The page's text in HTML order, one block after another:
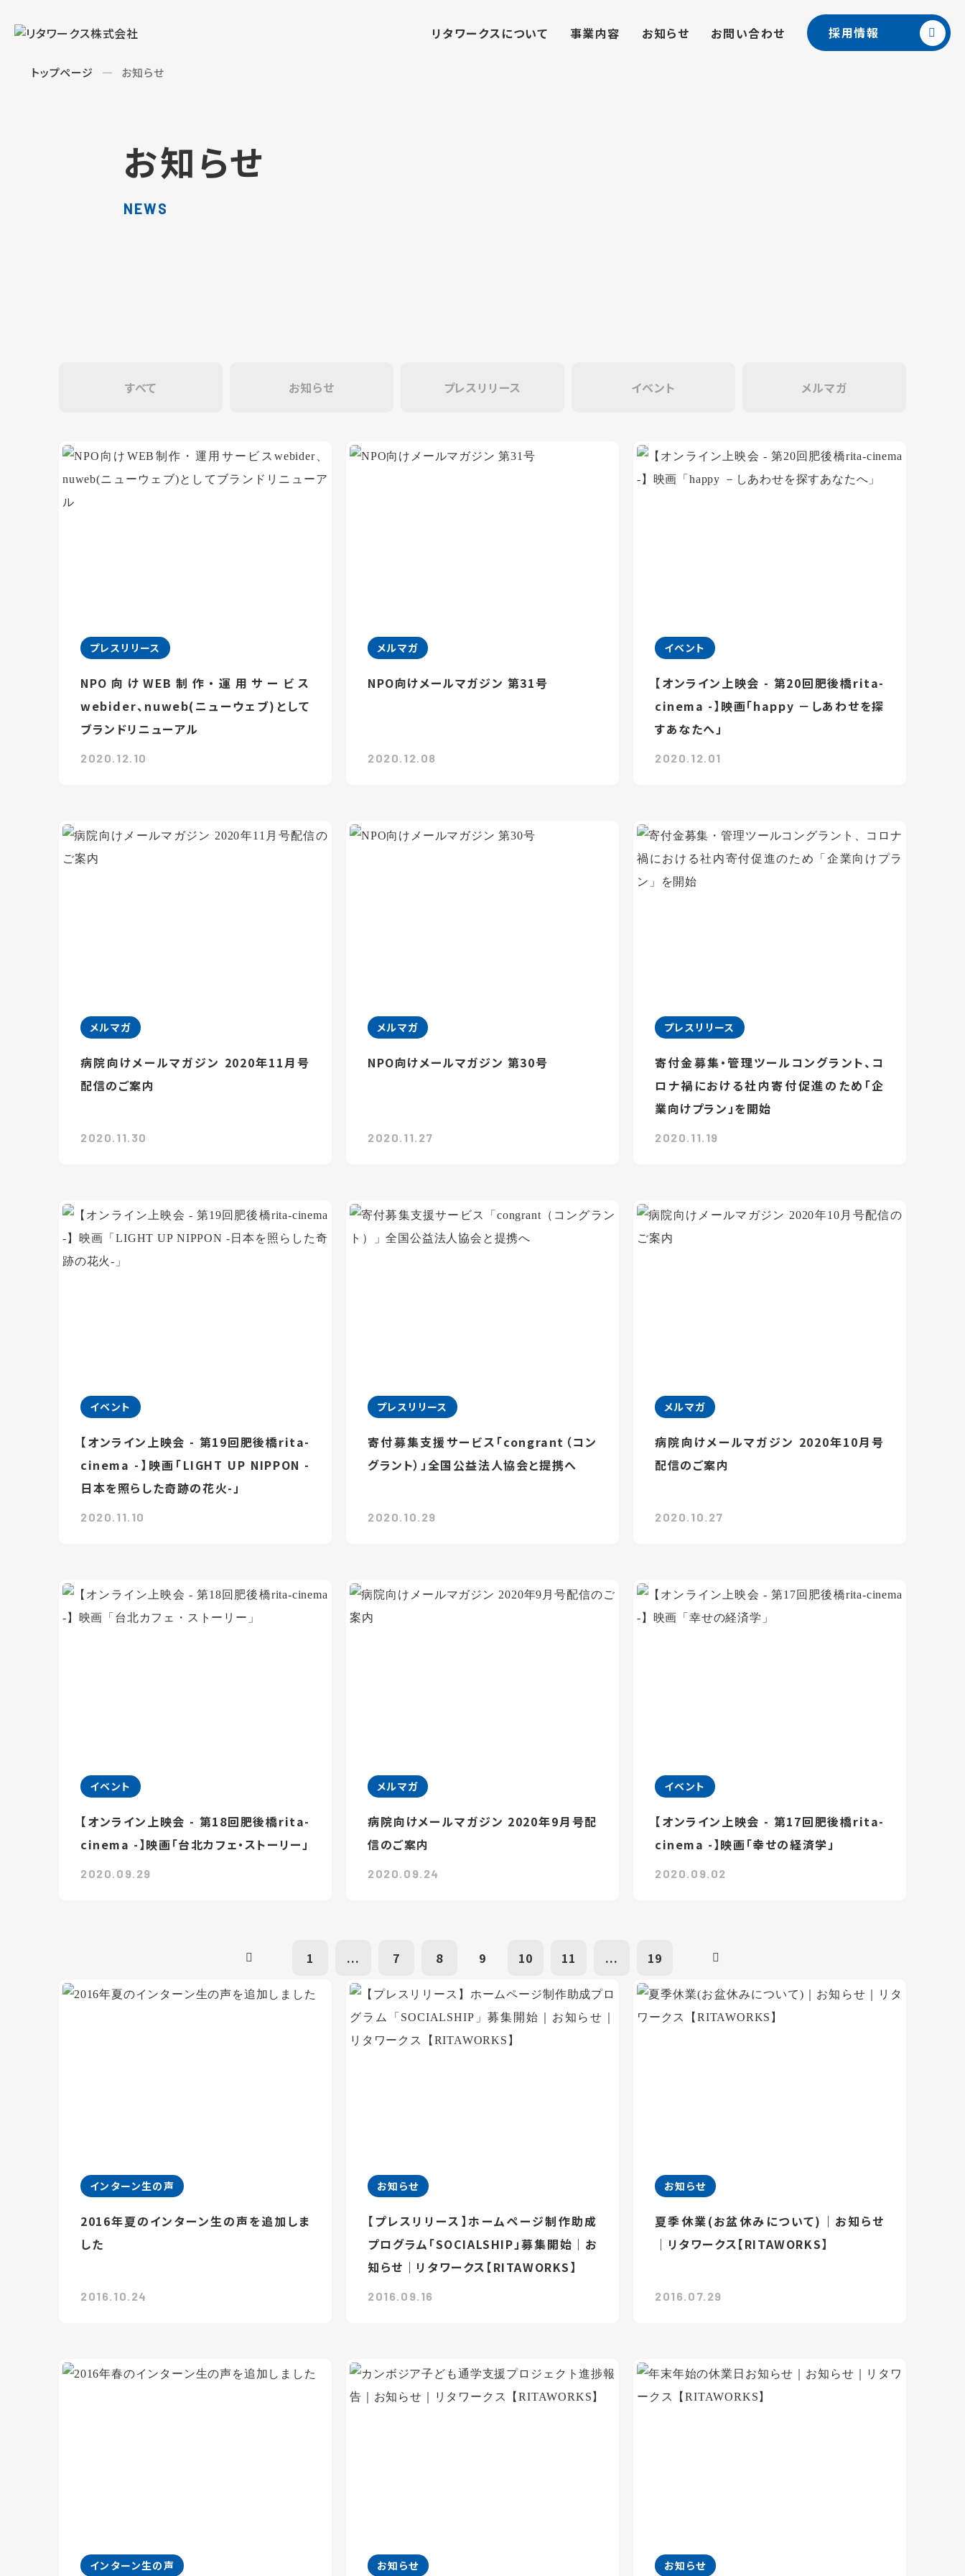
リタワークスについて 事業内容 お知らせ お問い合わせ 採用情報
トップページ お知らせ
お知らせ
NEWS
すべて お知らせ プレスリリース イベント メルマガ
プレスリリース
NPO向けWEB制作・運用サービス
webider、nuweb(ニューウェブ)として
ブランドリニューアル
2020.12.10
メルマガ
NPO向けメールマガジン 第31号
2020.12.08
イベント
【オンライン上映会 - 第20回肥後橋rita-
cinema -】映画「happy －しあわせを探
すあなたへ」
2020.12.01
メルマガ
病院向けメールマガジン 2020年11月号
配信のご案内
2020.11.30
メルマガ
NPO向けメールマガジン 第30号
2020.11.27
プレスリリース
寄付金募集・管理ツールコングラント、コ
ロナ禍における社内寄付促進のため「企
業向けプラン」を開始
2020.11.19
イベント
【オンライン上映会 - 第19回肥後橋rita-
cinema -】映画「LIGHT UP NIPPON -
日本を照らした奇跡の花火-」
2020.11.10
プレスリリース
寄付募集支援サービス「congrant（コン
グラント）」全国公益法人協会と提携へ
2020.10.29
メルマガ
病院向けメールマガジン 2020年10月号
配信のご案内
2020.10.27
イベント
【オンライン上映会 - 第18回肥後橋rita-
cinema -】映画「台北カフェ・ストーリー」
2020.09.29
メルマガ
病院向けメールマガジン 2020年9月号配
信のご案内
2020.09.24
イベント
【オンライン上映会 - 第17回肥後橋rita-
cinema -】映画「幸せの経済学」
2020.09.02
1 ... 7 8 9 10 11 ... 19
インターン生の声
2016年夏のインターン生の声を追加しま
した
2016.10.24
お知らせ
【プレスリリース】ホームページ制作助成
プログラム「SOCIALSHIP」募集開始｜お
知らせ｜リタワークス【RITAWORKS】
2016.09.16
お知らせ
夏季休業(お盆休みについて)｜お知らせ
｜リタワークス【RITAWORKS】
2016.07.29
インターン生の声 お知らせ お知らせ